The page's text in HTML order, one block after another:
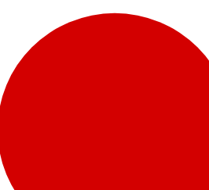
情報​
報、E-Shopのご案内など販売店さ
り、ご質問をお送りください。